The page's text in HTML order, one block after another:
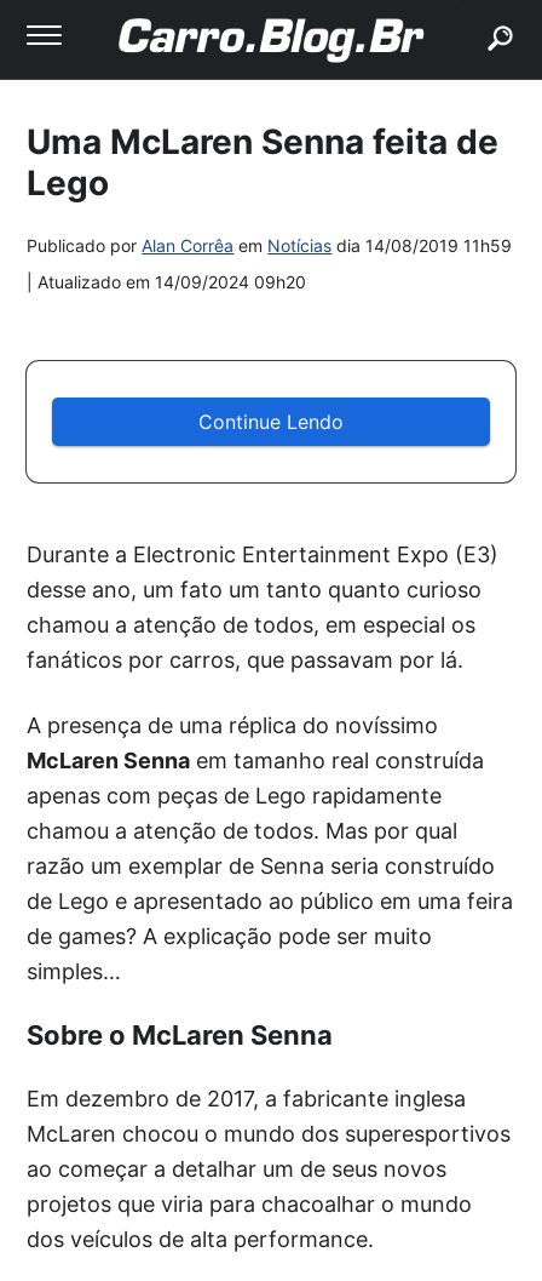
Uma McLaren Senna feita de
Lego
Publicado porAlan Corrêa em Notícias dia14/08/2019 11h59
| Atualizado em14/09/2024 09h20
Continue Lendo
Durante a Electronic Entertainment Expo (E3)
desse ano, um fato um tanto quanto curioso
chamou a atenção de todos, em especial os
fanáticos por carros, que passavam por lá.
A presença de uma réplica do novíssimo
McLaren Senna em tamanho real construída
apenas com peças de Lego rapidamente
chamou a atenção de todos. Mas por qual
razão um exemplar de Senna seria construído
de Lego e apresentado ao público em uma feira
de games? A explicação pode ser muito
simples…
Sobre o McLaren Senna
Em dezembro de 2017, a fabricante inglesa
McLaren chocou o mundo dos superesportivos
ao começar a detalhar um de seus novos
projetos que viria para chacoalhar o mundo
dos veículos de alta performance.